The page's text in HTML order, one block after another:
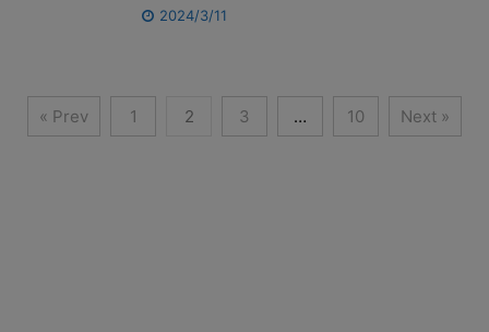
2024/3/11
« Prev 1 2 3 … 10 Next »